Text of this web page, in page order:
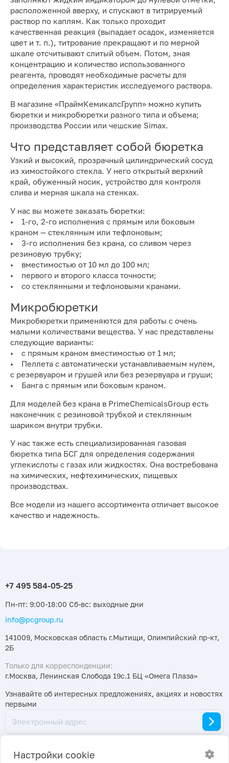
расположенной вверху, и спускают в титрируемый
раствор по каплям. Как только проходит
качественная реакция (выпадает осадок, изменяется
цвет и т. п.), титрование прекращают и по мерной
шкале отсчитывают слитый объем. Потом, зная
концентрацию и количество использованного
реагента, проводят необходимые расчеты для
определения характеристик исследуемого раствора.
В магазине «ПраймКемикалсГрупп» можно купить
бюретки и микробюретки разного типа и объема;
производства России или чешские Simax.
Что представляет собой бюретка
Узкий и высокий, прозрачный цилиндрический сосуд
из химостойкого стекла. У него открытый верхний
край, обуженный носик, устройство для контроля
слива и мерная шкала на стенках.
У нас вы можете заказать бюретки:
• 1-го, 2-го исполнения с прямым или боковым
краном — стеклянным или тефлоновым;
• 3-го исполнения без крана, со сливом через
резиновую трубку;
• вместимостью от 10 мл до 100 мл;
• первого и второго класса точности;
• со стеклянными и тефлоновыми кранами.
Микробюретки
Микробюретки применяются для работы с очень
малыми количествами вещества. У нас представлены
следующие варианты:
• с прямым краном вместимостью от 1 мл;
• Пеллета с автоматически устанавливаемым нулем,
с резервуаром и грушей или без резервуара и груши;
• Банга с прямым или боковым краном.
Для моделей без крана в PrimeChemicalsGroup есть
наконечник с резиновой трубкой и стеклянным
шариком внутри трубки.
У нас также есть специализированная газовая
бюретка типа БСГ для определения содержания
углекислоты с газах или жидкостях. Она востребована
на химических, нефтехимических, пищевых
производствах.
Все модели из нашего ассортимента отличает высокое
качество и надежность.
Пн-пт: 9:00-18:00 Сб-вс: выходные дни
info@pcgroup.ru
141009, Московская область г.Мытищи, Олимпийский пр-кт,
2Б
Только для корреспонденции:
г.Москва, Ленинская Слобода 19с.1 БЦ «Омега Плаза»
Узнавайте об интересных предложениях, акциях и новостях
первыми
Настройки cookie